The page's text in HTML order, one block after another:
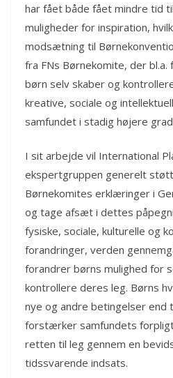
har fået både fået mindre tid
muligheder for inspiration,
modsætning til
fra FNs Børnekomite, der
børn selv skaber og
kreative, sociale og
samfundet i stadig højere
I sit arbejde vil International
ekspertgruppen generelt
Børnekomites erklæringer i
og tage afsæt i dettes
fysiske, sociale, kulturelle og
forandringer, verden
forandrer børns mulighed for
kontrollere deres leg. Børns
nye og andre betingelser end
forstærker samfundets
retten til leg gennem en
tidssvarende indsats.